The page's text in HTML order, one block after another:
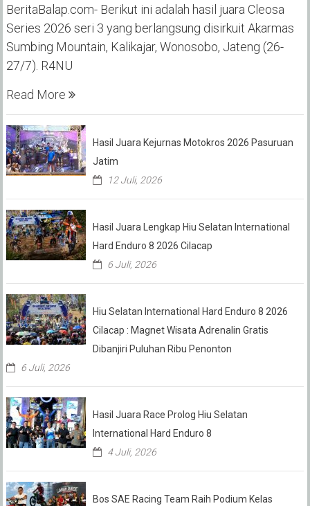
BeritaBalap.com- Berikut ini adalah hasil juara Cleosa
Series 2026 seri 3 yang berlangsung disirkuit Akarmas
Sumbing Mountain, Kalikajar, Wonosobo, Jateng (26-
27/7). R4NU
Read More
Hasil Juara Kejurnas Motokros 2026 Pasuruan
Jatim
12 Juli, 2026
Hasil Juara Lengkap Hiu Selatan International
Hard Enduro 8 2026 Cilacap
6 Juli, 2026
Hiu Selatan International Hard Enduro 8 2026
Cilacap : Magnet Wisata Adrenalin Gratis
Dibanjiri Puluhan Ribu Penonton
6 Juli, 2026
Hasil Juara Race Prolog Hiu Selatan
International Hard Enduro 8
4 Juli, 2026
Bos SAE Racing Team Raih Podium Kelas